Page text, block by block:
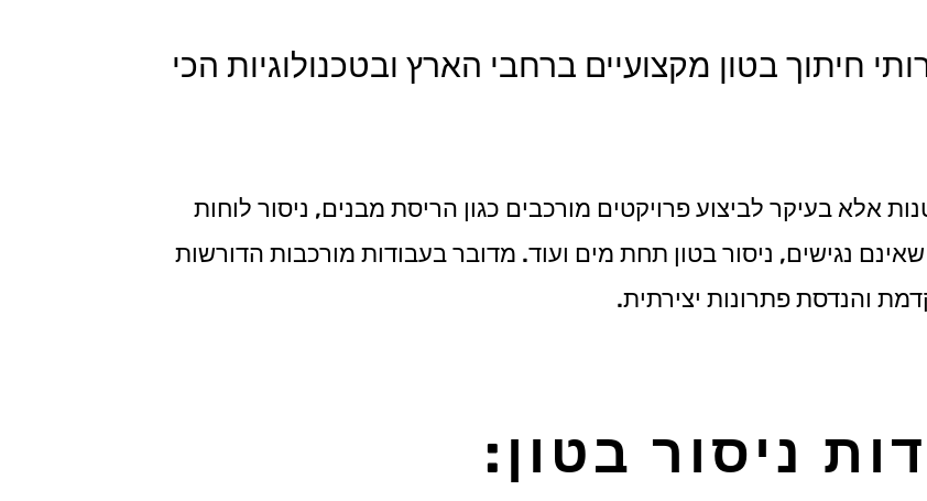
חיתוך בטון מקצועיים ברחבי הארץ ובטכנולוגיות הכי
אלא בעיקר לביצוע פרויקטים מורכבים כגון הריסת מבנים, ניסור לוחות
שאינם נגישים, ניסור בטון תחת מים ועוד. מדובר בעבודות מורכבות הדורשות
והנדסת פתרונות יצירתית.
ניסור בטון: